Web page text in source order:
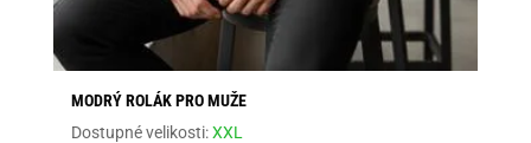
MODRÝ ROLÁK PRO MUŽE
Dostupné velikosti:XXL